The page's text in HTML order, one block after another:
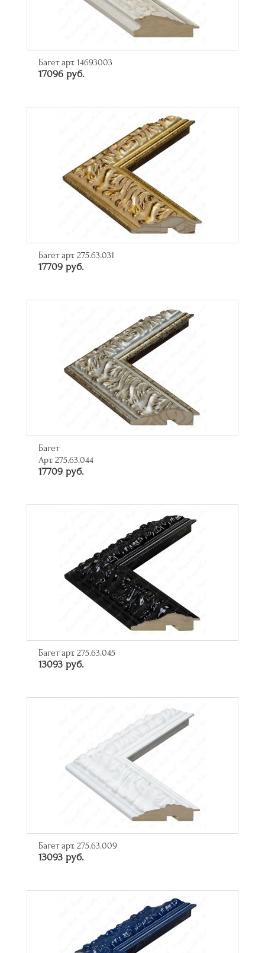
Багет арт. 14693003
17096 руб.
Багет арт. 275.63.031
17709 руб.
Багет
Арт. 275.63.044
17709 руб.
Багет арт. 275.63.045
13093 руб.
Багет арт. 275.63.009
13093 руб.